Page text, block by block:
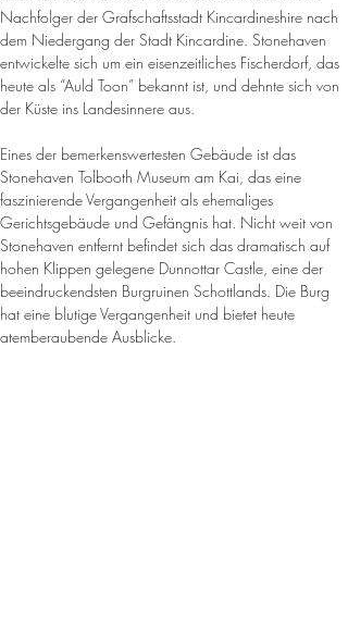
Nachfolger der Grafschaftsstadt Kincardineshire nach
dem Niedergang der Stadt Kincardine. Stonehaven
entwickelte sich um ein eisenzeitliches Fischerdorf, das
heute als “Auld Toon” bekannt ist, und dehnte sich von
der Küste ins Landesinnere aus.
Eines der bemerkenswertesten Gebäude ist das
Stonehaven Tolbooth Museum am Kai, das eine
faszinierende Vergangenheit als ehemaliges
Gerichtsgebäude und Gefängnis hat. Nicht weit von
Stonehaven entfernt befindet sich das dramatisch auf
hohen Klippen gelegene Dunnottar Castle, eine der
beeindruckendsten Burgruinen Schottlands. Die Burg
hat eine blutige Vergangenheit und bietet heute
atemberaubende Ausblicke.